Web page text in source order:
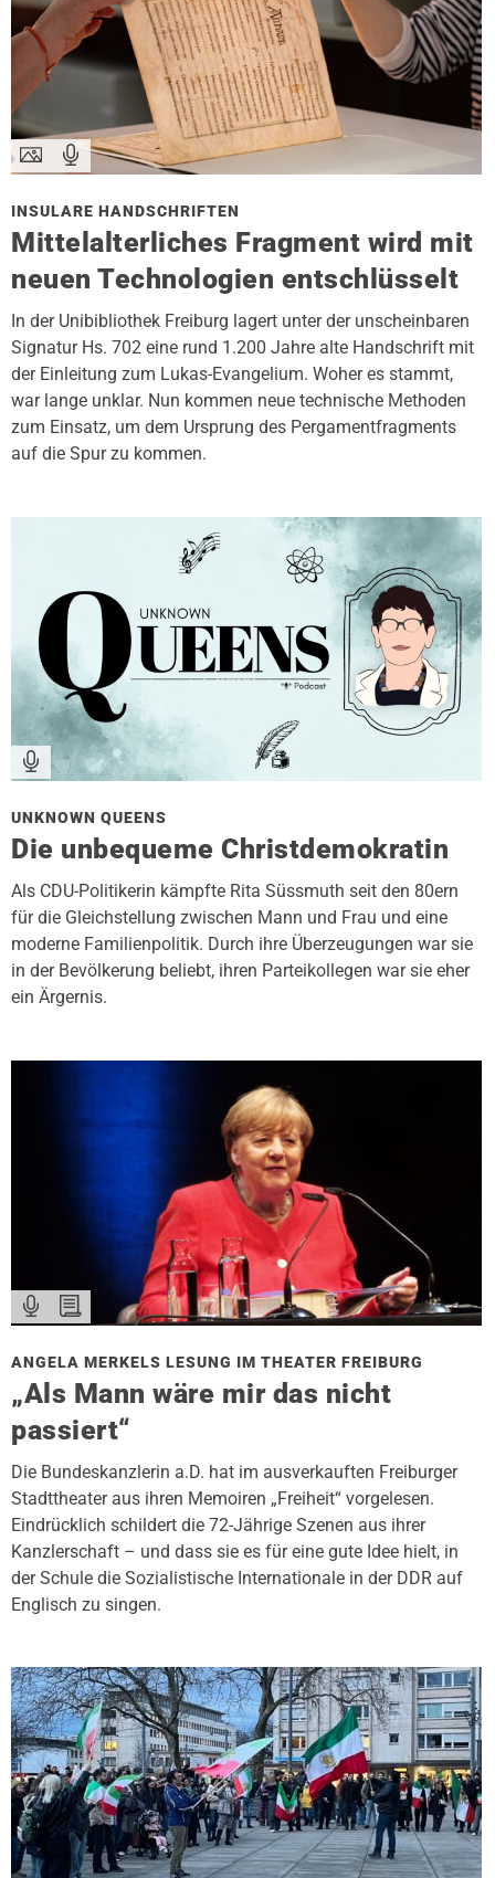
INSULARE HANDSCHRIFTEN
Mittelalterliches Fragment wird mit
neuen Technologien entschlüsselt
In der Unibibliothek Freiburg lagert unter der unscheinbaren
Signatur Hs. 702 eine rund 1.200 Jahre alte Handschrift mit
der Einleitung zum Lukas-Evangelium. Woher es stammt,
war lange unklar. Nun kommen neue technische Methoden
zum Einsatz, um dem Ursprung des Pergamentfragments
auf die Spur zu kommen.
UNKNOWN QUEENS
Die unbequeme Christdemokratin
Als CDU-Politikerin kämpfte Rita Süssmuth seit den 80ern
für die Gleichstellung zwischen Mann und Frau und eine
moderne Familienpolitik. Durch ihre Überzeugungen war sie
in der Bevölkerung beliebt, ihren Parteikollegen war sie eher
ein Ärgernis.
ANGELA MERKELS LESUNG IM THEATER FREIBURG
„Als Mann wäre mir das nicht
passiert“
Die Bundeskanzlerin a.D. hat im ausverkauften Freiburger
Stadttheater aus ihren Memoiren „Freiheit“ vorgelesen.
Eindrücklich schildert die 72-Jährige Szenen aus ihrer
Kanzlerschaft – und dass sie es für eine gute Idee hielt, in
der Schule die Sozialistische Internationale in der DDR auf
Englisch zu singen.